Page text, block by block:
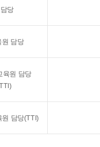
당
원 담당
육원 담당
원 담당(TTI)